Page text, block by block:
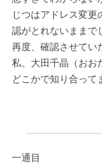
じつはアドレス変更
認がとれないままで
再度、確認させてい
私、大田千晶（お
どこかで知り合って
一通目